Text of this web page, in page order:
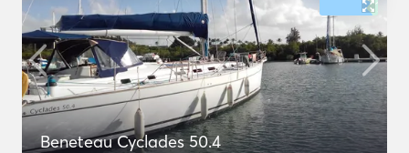
Beneteau Cyclades 50.4